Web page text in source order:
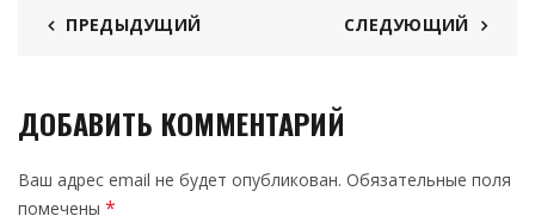
ПРЕДЫДУЩИЙ СЛЕДУЮЩИЙ
ДОБАВИТЬ КОММЕНТАРИЙ
Ваш адрес email не будет опубликован. Обязательные поля
помечены *